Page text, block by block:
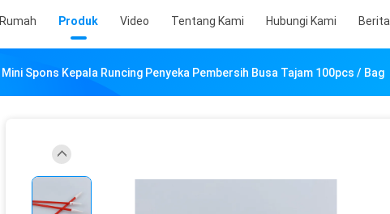
Rumah Produk Video Tentang Kami Hubungi Kami Berita
Mini Spons Kepala Runcing Penyeka Pembersih Busa Tajam 100pcs / Bag